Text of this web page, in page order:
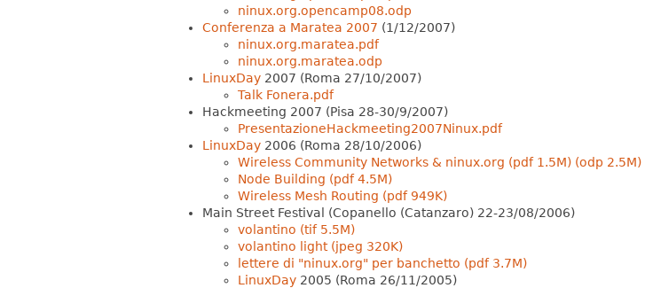
ninux.org.opencamp08.odp
Conferenza a Maratea 2007 (1/12/2007)
ninux.org.maratea.pdf
ninux.org.maratea.odp
LinuxDay2007 (Roma 27/10/2007)
Talk Fonera.pdf
Hackmeeting 2007 (Pisa 28-30/9/2007)
PresentazioneHackmeeting2007Ninux.pdf
LinuxDay2006 (Roma 28/10/2006)
Wireless Community Networks & ninux.org (pdf 1.5M) (odp 2.5M)
Node Building (pdf 4.5M)
Wireless Mesh Routing (pdf 949K)
Main Street Festival (Copanello (Catanzaro) 22-23/08/2006)
volantino (tif 5.5M)
volantino light (jpeg 320K)
lettere di "ninux.org" per banchetto (pdf 3.7M)
LinuxDay2005 (Roma 26/11/2005)